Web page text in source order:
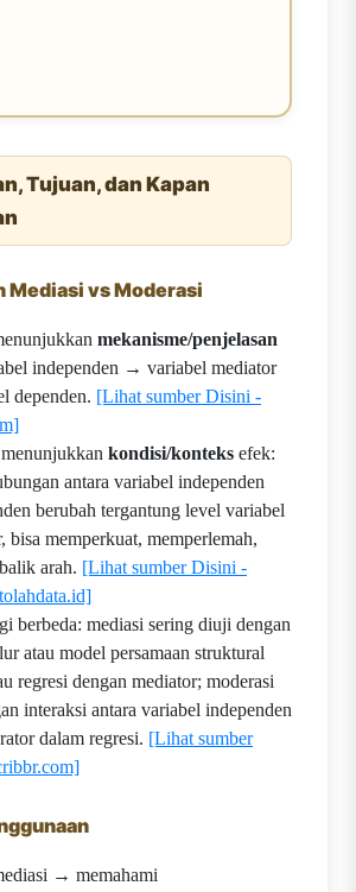
Tujuan, dan Kapan
Mediasi vs Moderasi
mekanisme/penjelasan
independen → variabel mediator
dependen. [Lihat sumber Disini -
kondisi/konteks efek:
antara variabel independen
berubah tergantung level variabel
bisa memperkuat, memperlemah,
arah. [Lihat sumber Disini -
berbeda: mediasi sering diuji dengan
atau model persamaan struktural
regresi dengan mediator; moderasi
interaksi antara variabel independen
dalam regresi. [Lihat sumber
→ memahami